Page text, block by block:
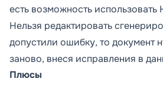
есть возможность использовать
Нельзя редактировать
допустили ошибку, то документ
заново, внеся исправления в
Плюсы